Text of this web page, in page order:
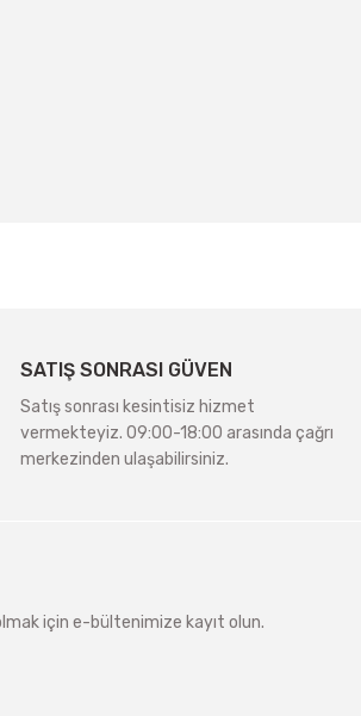
SATIŞ SONRASI GÜVEN
Satış sonrası kesintisiz hizmet
vermekteyiz. 09:00-18:00 arasında çağrı
merkezinden ulaşabilirsiniz.
için e-bültenimize kayıt olun.